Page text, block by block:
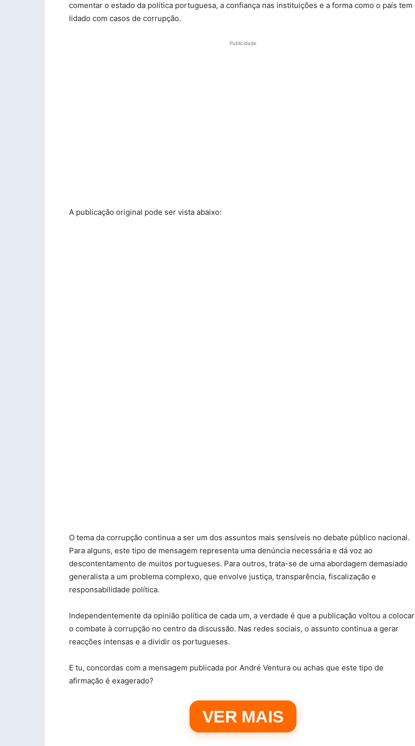
comentar o estado da política portuguesa, a confiança nas instituições e a forma como o país tem
lidado com casos de corrupção.
Publicidade
A publicação original pode ser vista abaixo:
O tema da corrupção continua a ser um dos assuntos mais sensíveis no debate público nacional.
Para alguns, este tipo de mensagem representa uma denúncia necessária e dá voz ao
descontentamento de muitos portugueses. Para outros, trata-se de uma abordagem demasiado
generalista a um problema complexo, que envolve justiça, transparência, fiscalização e
responsabilidade política.
Independentemente da opinião política de cada um, a verdade é que a publicação voltou a colocar
o combate à corrupção no centro da discussão. Nas redes sociais, o assunto continua a gerar
reacções intensas e a dividir os portugueses.
E tu, concordas com a mensagem publicada por André Ventura ou achas que este tipo de
afirmação é exagerado?
VER MAIS